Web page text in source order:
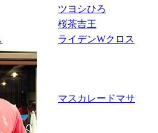
ツヨシひろ
桜茶吉王
ライデンWクロス
マスカレードマサ